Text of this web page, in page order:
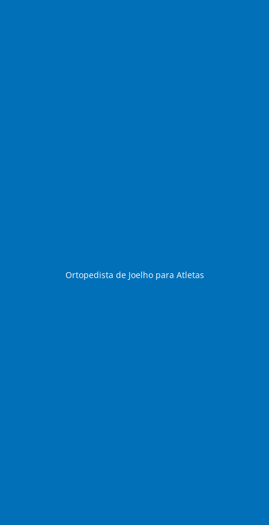
Ortopedista de Joelho para Atletas